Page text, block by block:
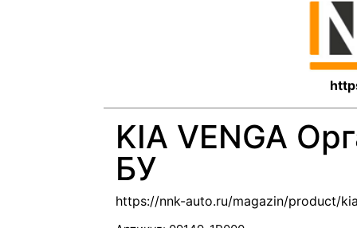
KIA VENGA
БУ
https://nnk-auto.ru/magazin/product/